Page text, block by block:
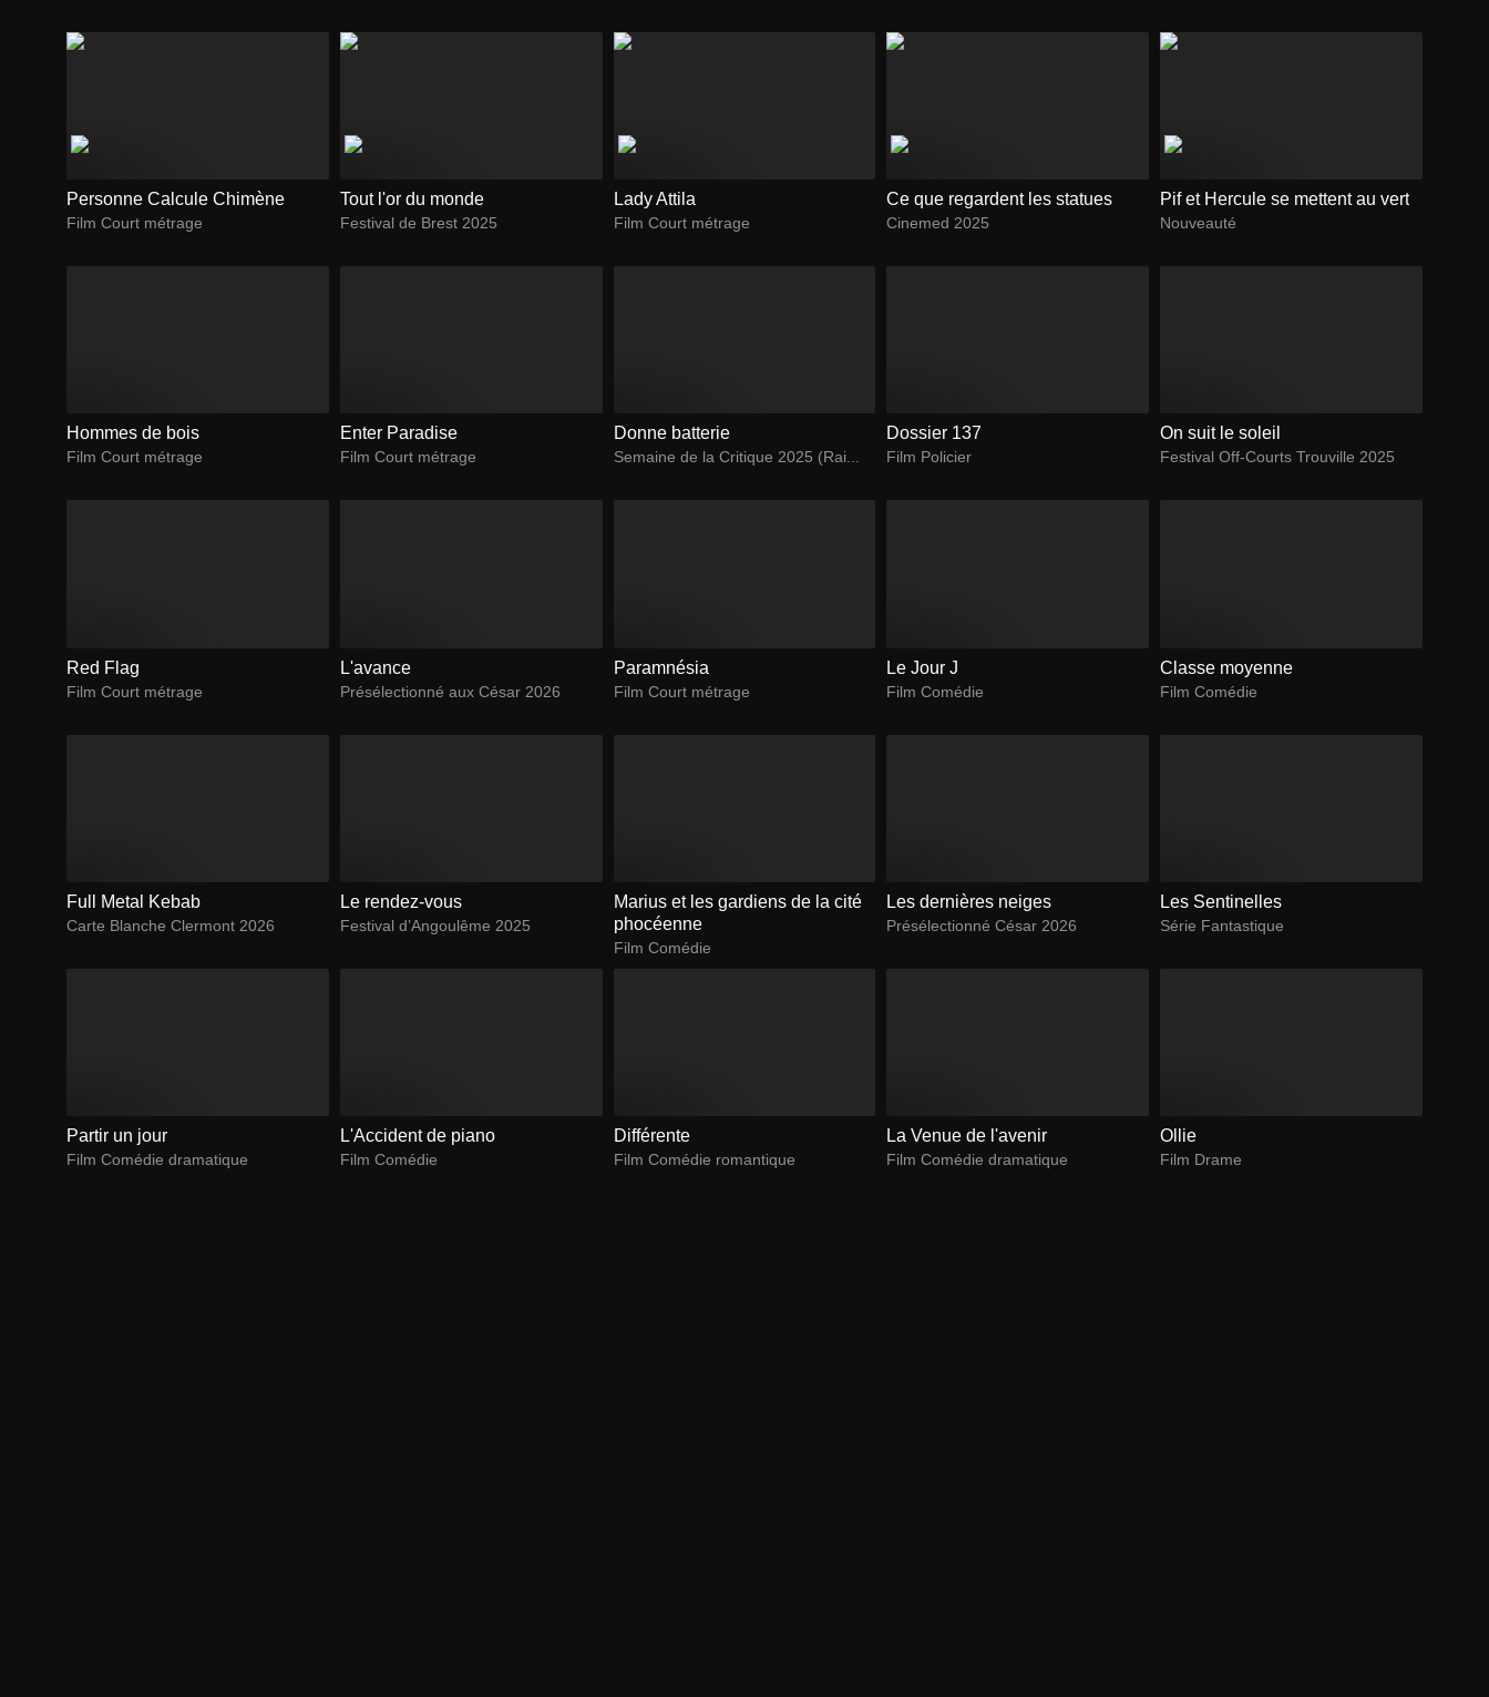
Personne Calcule Chimène
Film Court métrage
Tout l'or du monde
Festival de Brest 2025
Lady Attila
Film Court métrage
Ce que regardent les statues
Cinemed 2025
Pif et Hercule se mettent au vert
Nouveauté
Hommes de bois
Film Court métrage
Enter Paradise
Film Court métrage
Donne batterie
Semaine de la Critique 2025 (Rai...
Dossier 137
Film Policier
On suit le soleil
Festival Off-Courts Trouville 2025
Red Flag
Film Court métrage
L'avance
Présélectionné aux César 2026
Paramnésia
Film Court métrage
Le Jour J
Film Comédie
Classe moyenne
Film Comédie
Full Metal Kebab
Carte Blanche Clermont 2026
Le rendez-vous
Festival d’Angoulême 2025
Marius et les gardiens de la cité
phocéenne
Film Comédie
Les dernières neiges
Présélectionné César 2026
Les Sentinelles
Série Fantastique
Partir un jour
Film Comédie dramatique
L'Accident de piano
Film Comédie
Différente
Film Comédie romantique
La Venue de l'avenir
Film Comédie dramatique
Ollie
Film Drame